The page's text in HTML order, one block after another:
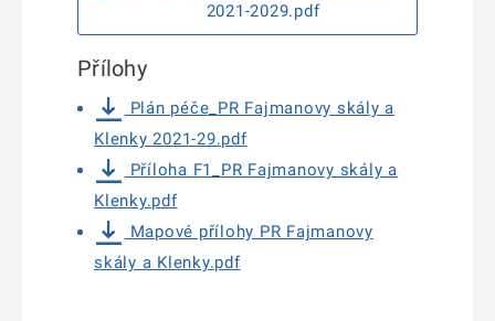
2021-2029.pdf
Přílohy
Plán péče_PR Fajmanovy skály a
Klenky 2021-29.pdf
Příloha F1_PR Fajmanovy skály a
Klenky.pdf
Mapové přílohy PR Fajmanovy
skály a Klenky.pdf